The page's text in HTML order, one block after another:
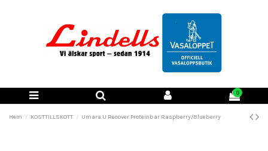
0
Hem KOSTTILLSKOTT Umara U Recover Proteinbar Raspberry/Blueberry